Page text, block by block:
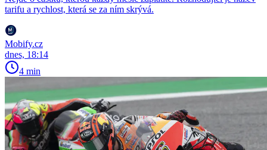
tarifu a rychlost, která se za ním skrývá.
Mobify.cz
dnes, 18:14
4 min